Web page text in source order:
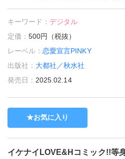
キーワード：デジタル
定価：500円（税抜）
レーベル：恋愛宣言PINKY
出版社： 大都社／秋水社
発売日： 2025.02.14
お気に入り
イケナイLOVE&Hコミック!!等